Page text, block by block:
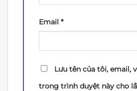
Email *
Lưu tên của tôi, email,
trong trình duyệt này cho